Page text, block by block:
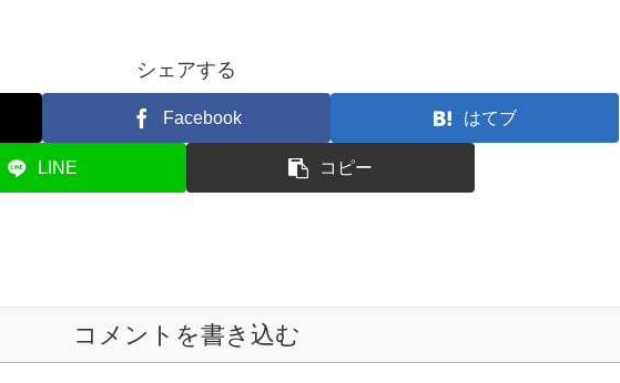
シェアする
Facebook はてブ
LINE コピー
コメントを書き込む